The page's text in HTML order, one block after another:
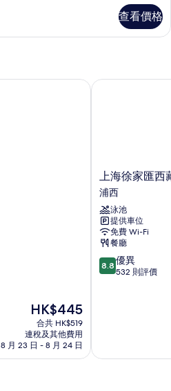
查看價格
現
售
HK$445
HK$445
合共 HK$519
連稅及其他費用
8 月 23 日 - 8 月 24 日
上
海
徐
家
匯
西
藏
大
樓
上海徐家匯西
浦西
泳池
提供車位
免費 Wi-Fi
餐廳
8.8
分
異，
8.8 優異
532 則評價
上海徐家匯西藏